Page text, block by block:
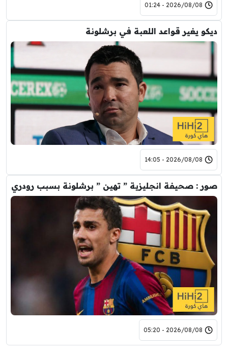
2026/08/08 - 01:24
ديكو يغير قواعد اللعبة في برشلونة
2026/08/08 - 14:05
صور : صحيفة انجليزية ” تهين ” برشلونة بسبب رودري
2026/08/08 - 05:20